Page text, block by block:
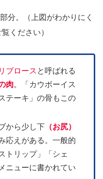
部分。（上図がわかりにく
ください）
リブロース と呼ばれる
肉。「カウボーイス
テーキ」の骨もこの
から少し下
（お尻）
応えがある。一般的
トリップ」「シェ
ニューに書かれてい